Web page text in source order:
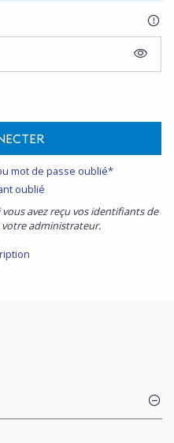
mot de passe oublié*
oublié
avez reçu vos identifiants de
votre administrateur.